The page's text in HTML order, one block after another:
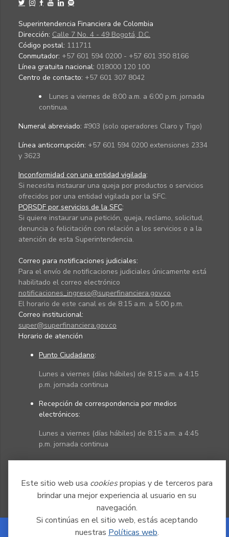
Este sitio web usa cookiespropias y de terceros para
brindar una mejor experiencia al usuario en su
navegación.
Si continúas en el sitio web, estás aceptando
nuestras Políticas web.
Superintendencia Financiera de Colombia
Dirección: Calle 7 No. 4 - 49 Bogotá, D.C.
Código postal: 111711
Conmutador: +57 601 594 0200 - +57 601 350 8166
Línea gratuita nacional: 018000 120 100
Centro de contacto: +57 601 307 8042
Lunes a viernes de 8:00 a.m. a 6:00 p.m. jornada
continua.
Numeral abreviado: #903 (solo operadores Claro y Tigo)
Línea anticorrupción: +57 601 594 0200 extensiones 2334
y 3623
Inconformidad con una entidad vigilada:
Si necesita instaurar una queja por productos o servicios
ofrecidos por una entidad vigilada por la SFC.
PQRSDF por servicios de la SFC:
Si quiere instaurar una petición, queja, reclamo, solicitud,
denuncia o felicitación con relación a los servicios o a la
atención de esta Superintendencia.
Correo para notificaciones judiciales:
Para el envío de notificaciones judiciales únicamente está
habilitado el correo electrónico
notificaciones_ingreso@superfinanciera.gov.co
El horario de este canal es de 8:15 a.m. a 5:00 p.m.
Correo institucional:
super@superfinanciera.gov.co
Horario de atención
Punto Ciudadano:
Lunes a viernes (días hábiles) de 8:15 a.m. a 4:15
p.m. jornada continua
Recepción de correspondencia por medios
electrónicos:
Lunes a viernes (días hábiles) de 8:15 a.m. a 4:45
p.m. jornada continua